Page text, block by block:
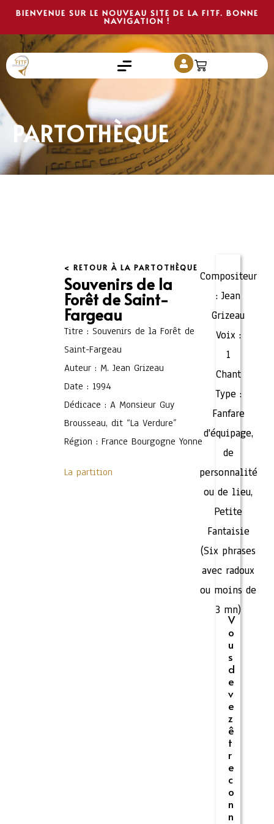
BIENVENUE SUR LE NOUVEAU SITE DE LA FITF. BONNE
NAVIGATION !
PARTOTHÈQUE
< RETOUR À LA PARTOTHÈQUE
Souvenirs de la
Forêt de Saint-
Fargeau
Titre : Souvenirs de la Forêt de
Saint-Fargeau
Auteur : M. Jean Grizeau
Date : 1994
Dédicace : A Monsieur Guy
Brousseau, dit “La Verdure”
Région : France Bourgogne Yonne
La partition
Compositeur
: Jean
Grizeau
Voix :
1
Chant
Type :
Fanfare
d'équipage,
de
personnalité
ou de lieu,
Petite
Fantaisie
(Six phrases
avec radoux
ou moins de
3 mn)
V
o
u
s
d
e
v
e
z
ê
t
r
e
c
o
n
n